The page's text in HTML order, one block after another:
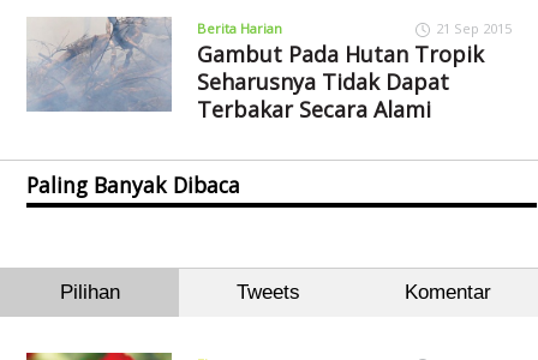
Berita Harian 21 Sep 2015
Gambut Pada Hutan Tropik
Seharusnya Tidak Dapat
Terbakar Secara Alami
Paling Banyak Dibaca
Pilihan Tweets Komentar